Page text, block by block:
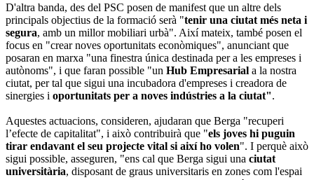
D'altra banda, des del PSC posen de manifest que un altre dels
principals objectius de la formació serà "tenir una ciutat més neta i
segura, amb un millor mobiliari urbà". Així mateix, també posen el
focus en "crear noves oportunitats econòmiques", anunciant que
posaran en marxa "una finestra única destinada per a les empreses i
autònoms", i que faran possible "un Hub Empresarial a la nostra
ciutat, per tal que sigui una incubadora d'empreses i creadora de
sinergies i oportunitats per a noves indústries a la ciutat".
Aquestes actuacions, consideren, ajudaran que Berga "recuperi
l’efecte de capitalitat", i això contribuirà que "els joves hi puguin
tirar endavant el seu projecte vital si així ho volen". I perquè això
sigui possible, asseguren, "ens cal que Berga sigui una ciutat
universitària, disposant de graus universitaris en zones com l'espai